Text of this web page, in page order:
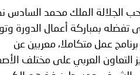
الجلالة الملك محمد السادس
تفضله بمباركة أعمال الدورة
عمل متكاملا، معربين عن
التعاون العربي على مختلف